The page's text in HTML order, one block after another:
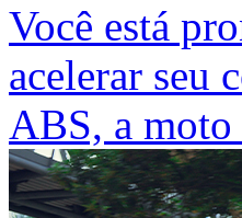
Você está
acelerar seu
ABS, a moto